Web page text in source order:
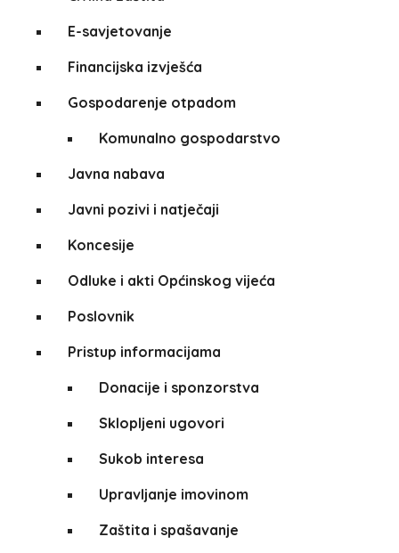
E-savjetovanje
Financijska izvješća
Gospodarenje otpadom
Komunalno gospodarstvo
Javna nabava
Javni pozivi i natječaji
Koncesije
Odluke i akti Općinskog vijeća
Poslovnik
Pristup informacijama
Donacije i sponzorstva
Sklopljeni ugovori
Sukob interesa
Upravljanje imovinom
Zaštita i spašavanje